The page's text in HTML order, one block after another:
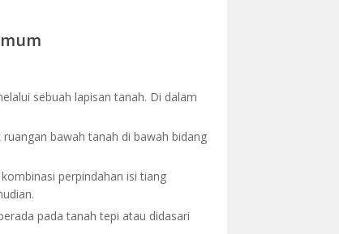
sebuah lapisan tanah. Di dalam
bawah tanah di bawah bidang
perpindahan isi tiang
pada tanah tepi atau didasari